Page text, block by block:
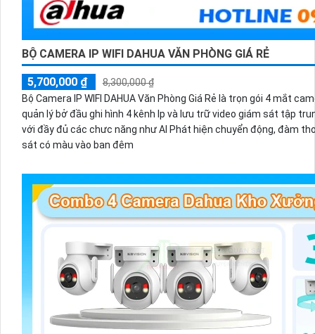
BỘ CAMERA IP WIFI DAHUA VĂN PHÒNG GIÁ RẺ
5,700,000 ₫
8,300,000 ₫
Bộ Camera IP WIFI DAHUA Văn Phòng Giá Rẻ là trọn gói 4 mắt
quản lý bở đầu ghi hình 4 kênh Ip và lưu trữ video giám sát tập
với đầy đủ các chưc năng như AI Phát hiện chuyển động, đàm
sát có màu vào ban đêm